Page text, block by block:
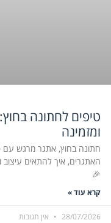
טיפים לחתונה
ומזמינה
חתונה בחוץ, אתגר מרגש עם
האתגרים, איך להתאים עיצוב
🎉
קרא עוד »
28/07/2026 אין תגובות